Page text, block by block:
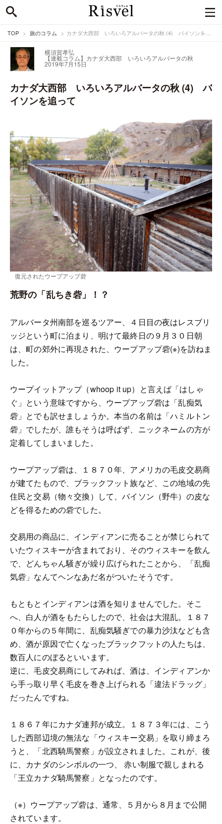
TOP 旅のコラム カナダ大西部 いろいろアルバータの秋 (4) バイソンを追って
横須賀孝弘
【連載コラム】カナダ大西部 いろいろアルバータの秋
2019年7月15日
カナダ大西部 いろいろアルバータの秋 (4) バ
イソンを追って
復元されたウープアップ砦
荒野の「乱ちき砦」！？
アルバータ州南部を巡るツアー、４日目の夜はレスブリ
ッジという町に泊まり、明けて最終日の９月３０日朝
は、町の郊外に再現された、ウープアップ砦(※)を訪ねま
した。
ウープイットアップ（whoop it up）と言えば「はしゃ
ぐ」という意味ですから、ウープアップ砦は「乱痴気
砦」とでも訳せましょうか。本当の名前は「ハミルトン
砦」でしたが、誰もそうは呼ばず、ニックネームの方が
定着してしまいました。
ウープアップ砦は、１８７０年、アメリカの毛皮交易商
が建てたもので、ブラックフット族など、この地域の先
住民と交易（物々交換）して、バイソン（野牛）の皮な
どを得るための砦でした。
交易用の商品に、インディアンに売ることが禁じられて
いたウィスキーが含まれており、そのウィスキーを飲ん
で、どんちゃん騒ぎが繰り広げられたことから、「乱痴
気砦」なんてヘンなあだ名がついたそうです。
もともとインディアンは酒を知りませんでした。そこ
へ、白人が酒をもたらしたので、社会は大混乱。１８７
０年からの５年間に、乱痴気騒ぎでの暴力沙汰なども含
め、酒が原因で亡くなったブラックフットの人たちは、
数百人にのぼるといいます。
逆に、毛皮交易商にしてみれば、酒は、インディアンか
ら手っ取り早く毛皮を巻き上げられる「違法ドラッグ」
だったんですね。
１８６７年にカナダ連邦が成立。１８７３年には、こう
した西部辺境の無法な「ウィスキー交易」を取り締まろ
うと、「北西騎馬警察」が設立されました。これが、後
に、カナダのシンボルの一つ、 赤い制服で親しまれる
「王立カナダ騎馬警察」となったのです。
（※）ウープアップ砦は、通常、５月から８月まで公開
されています。